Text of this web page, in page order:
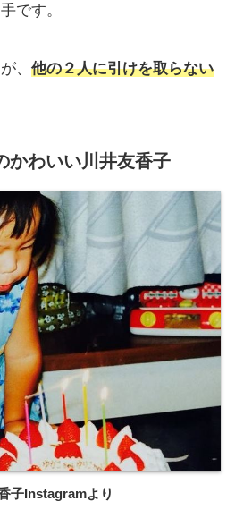
です。
、 他の２人に引けを取らない
かわいい川井友香子
子Instagramより